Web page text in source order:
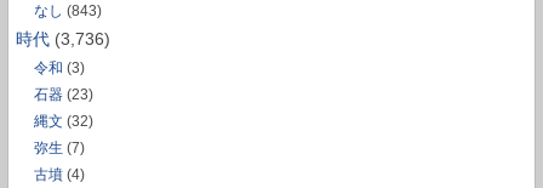
なし (843)
時代 (3,736)
令和 (3)
石器 (23)
縄文 (32)
弥生 (7)
古墳 (4)